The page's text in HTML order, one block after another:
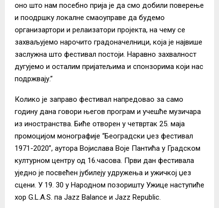
оно што нам посебно прија је да смо добили поверење
и поодршку локалне смаоуправе да будемо
организартори и релаизатори пројекта, на чему се
захваљујемо нарочито градоначелници, која је највише
заслужна што фестивал постоји. Наравно захвалност
дугујемо и осталим пријатељима и спонзорима који нас
подржвају.”
Колико је заправо фестивал напредовао за само
годину дана говори његов програм и учешће музичара
из иностранства. Биће отворен у четвртак 25. маја
промоцијом монографије “Београдски џез фестивал
1971-2020”, аутора Војислава Воје Пантића у Градском
културном центру од 16.часова. Први дан фестивала
уједно је посвећен јубилеју удружења и ужичкој џез
сцени. У 19. 30 у Народном позоришту Ужице наступиће
хор G.L.A.S. па Jazz Balance и Jazz Republic.